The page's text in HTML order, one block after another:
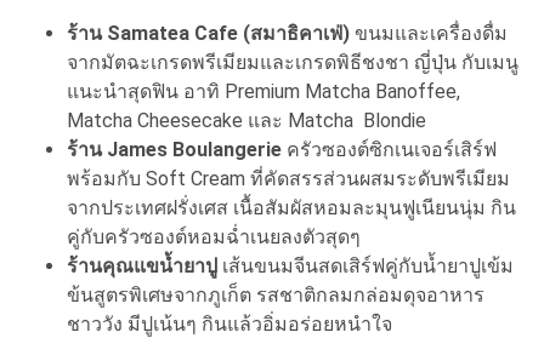
ร้าน Samatea Cafe (สมาธิคาเฟ่) ขนมและเครื่องดื่ม
จากมัตฉะเกรดพรีเมียมและเกรดพิธีชงชา ญี่ปุ่น กับเมนู
แนะนำสุดฟิน อาทิ Premium Matcha Banoffee,
Matcha Cheesecake และ Matcha Blondie
ร้าน James Boulangerie ครัวซองต์ซิกเนเจอร์เสิร์ฟ
พร้อมกับ Soft Cream ที่คัดสรรส่วนผสมระดับพรีเมียม
จากประเทศฝรั่งเศส เนื้อสัมผัสหอมละมุนฟูเนียนนุ่ม กิน
คู่กับครัวซองต์หอมฉ่ำเนยลงตัวสุดๆ
ร้านคุณแขน้ำยาปู เส้นขนมจีนสดเสิร์ฟคู่กับน้ำยาปูเข้ม
ข้นสูตรพิเศษจากภูเก็ต รสชาติกลมกล่อมดุจอาหาร
ชาววัง มีปูเน้นๆ กินแล้วอิ่มอร่อยหนำใจ